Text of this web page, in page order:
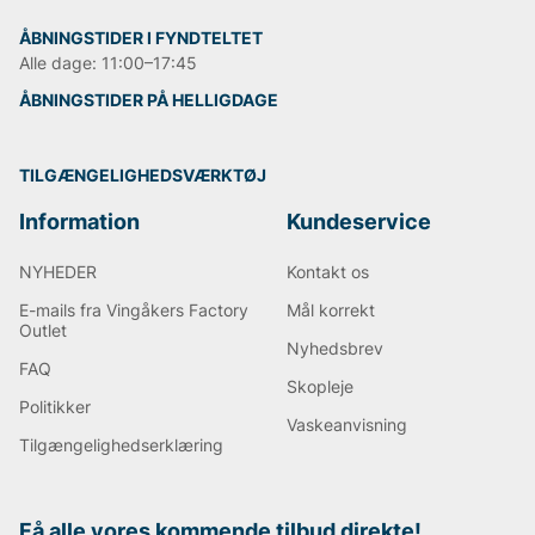
kvalitet og kompensation for drivhusgasudslip. Hver
kollektion, som Björn Borg lancerer, har adskillige
produkter lavet af bæredygtige materialer, og allerede
i 2022 var målet, at 100% af deres kollektioner skulle
Rigtig god shopping ønsker vi hos Vingåkers Factory
Andre populære mærker:
Lee
NN07
Replay
Oscar Jacobson
ÅBNINGSTIDER I FYNDTELTET
Alle dage: 11:00–17:45
ÅBNINGSTIDER PÅ HELLIGDAGE
TILGÆNGELIGHEDSVÆRKTØJ
Information
NYHEDER
E-mails fra Vingåkers Factory
Outlet
FAQ
Politikker
Tilgængelighedserklæring
Kundeservice
Kontakt os
Mål korrekt
Nyhedsbrev
Skopleje
Vaskeanvisning